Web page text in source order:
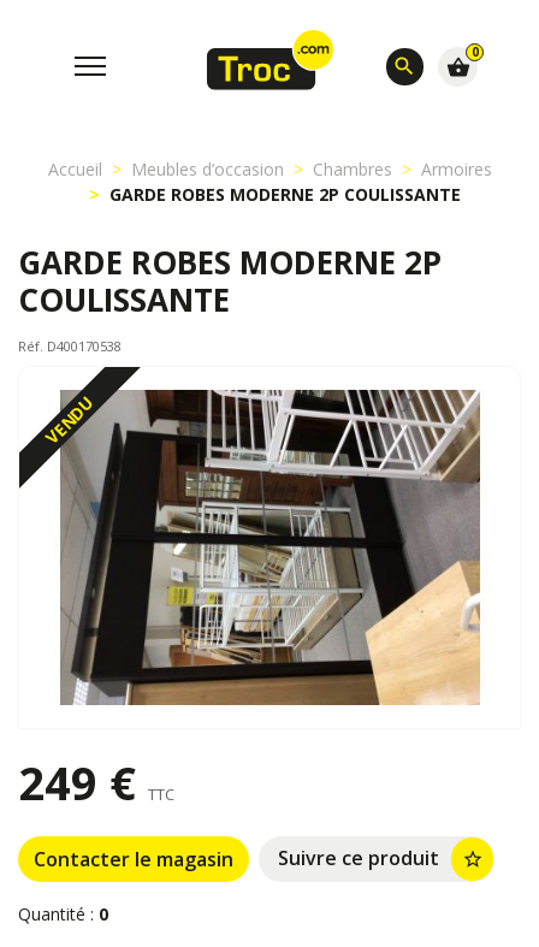
search
0
shopping_basket
Accueil Meubles d’occasion Chambres
Armoires
GARDE ROBES MODERNE 2P COULISSANTE
GARDE ROBES MODERNE 2P
COULISSANTE
Réf. D400170538
VENDU
249 € TTC
Contacter le magasin Suivre ce produit star_border
Quantité : 0